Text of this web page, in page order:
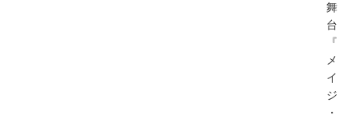
舞
台
『
メ
イ
ジ
・